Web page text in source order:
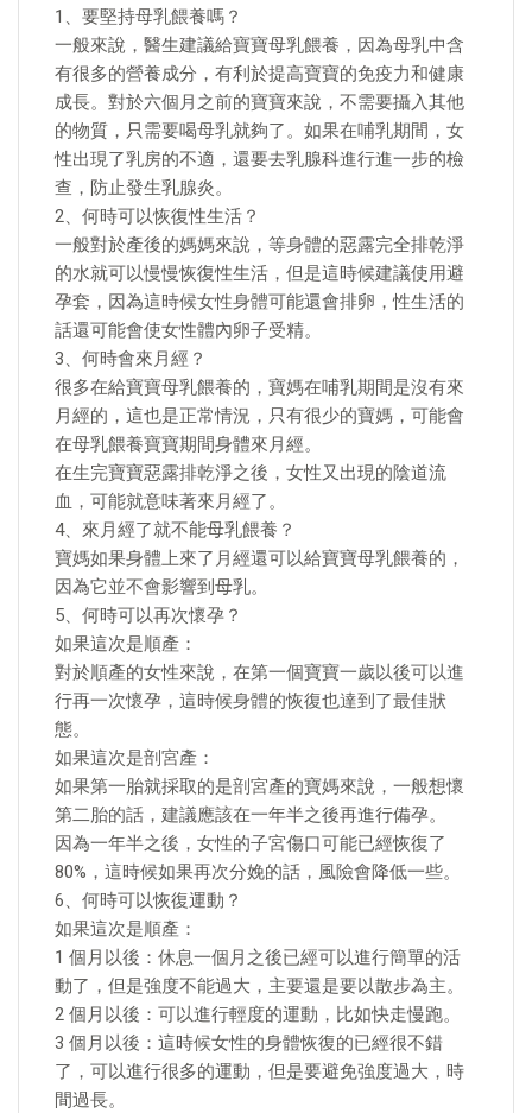
1、要堅持母乳餵養嗎？
一般來說，醫生建議給寶寶母乳餵養，因為母乳中含
有很多的營養成分，有利於提高寶寶的免疫力和健康
成長。對於六個月之前的寶寶來說，不需要攝入其他
的物質，只需要喝母乳就夠了。如果在哺乳期間，女
性出現了乳房的不適，還要去乳腺科進行進一步的檢
查，防止發生乳腺炎。
2、何時可以恢復性生活？
一般對於產後的媽媽來說，等身體的惡露完全排乾淨
的水就可以慢慢恢復性生活，但是這時候建議使用避
孕套，因為這時候女性身體可能還會排卵，性生活的
話還可能會使女性體內卵子受精。
3、何時會來月經？
很多在給寶寶母乳餵養的，寶媽在哺乳期間是沒有來
月經的，這也是正常情況，只有很少的寶媽，可能會
在母乳餵養寶寶期間身體來月經。
在生完寶寶惡露排乾淨之後，女性又出現的陰道流
血，可能就意味著來月經了。
4、來月經了就不能母乳餵養？
寶媽如果身體上來了月經還可以給寶寶母乳餵養的，
因為它並不會影響到母乳。
5、何時可以再次懷孕？
如果這次是順產：
對於順產的女性來說，在第一個寶寶一歲以後可以進
行再一次懷孕，這時候身體的恢復也達到了最佳狀
態。
如果這次是剖宮產：
如果第一胎就採取的是剖宮產的寶媽來說，一般想懷
第二胎的話，建議應該在一年半之後再進行備孕。
因為一年半之後，女性的子宮傷口可能已經恢復了
80%，這時候如果再次分娩的話，風險會降低一些。
6、何時可以恢復運動？
如果這次是順產：
1 個月以後：休息一個月之後已經可以進行簡單的活
動了，但是強度不能過大，主要還是要以散步為主。
2 個月以後：可以進行輕度的運動，比如快走慢跑。
3 個月以後：這時候女性的身體恢復的已經很不錯
了，可以進行很多的運動，但是要避免強度過大，時
間過長。